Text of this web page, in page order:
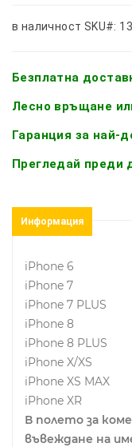
в наличност SKU#:
Безплатна
Лесно връщане
Гаранция за най-
Прегледай преди
Информация
iPhone 6
iPhone 7
iPhone 7 PLUS
iPhone 8
iPhone 8 PLUS
iPhone X/XS
iPhone XS MAX
iPhone XR
В полето за
въвеждане на